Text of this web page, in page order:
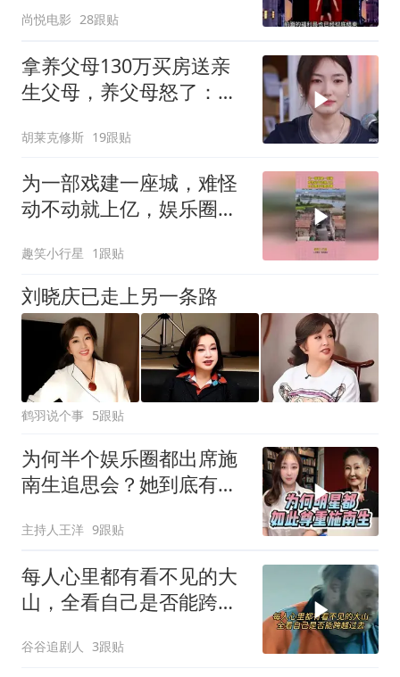
尚悦电影 28跟贴
拿养父母130万买房送亲
生父母，养父母怒了：要
胡莱克修斯 19跟贴
为一部戏建一座城，难怪
动不动就上亿，娱乐圈的
趣笑小行星 1跟贴
刘晓庆已走上另一条路
鹤羽说个事 5跟贴
为何半个娱乐圈都出席施
南生追思会？她到底有何
主持人王洋 9跟贴
每人心里都有看不见的大
山，全看自己是否能跨越
谷谷追剧人 3跟贴